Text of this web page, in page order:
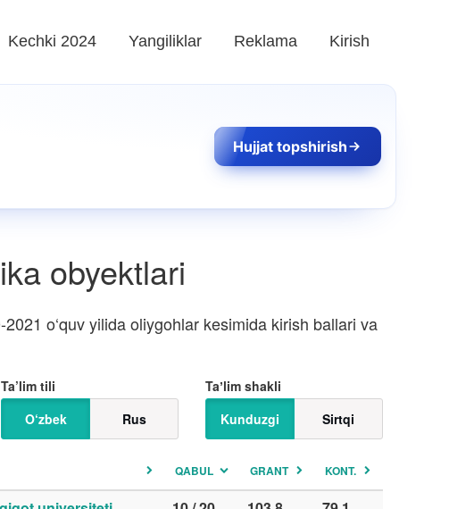
Kechki 2024 Yangiliklar Reklama Kirish
Hujjat topshirish
obyektlari
o‘quv yilida oliygohlar kesimida kirish ballari va
Taʼlim shakli
Kunduzgi
Sirtqi
Ta’lim tili
O‘zbek
Rus
QABUL GRANT KONT.